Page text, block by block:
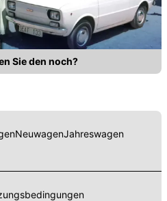
Sie den noch?
NeuwagenJahreswagen